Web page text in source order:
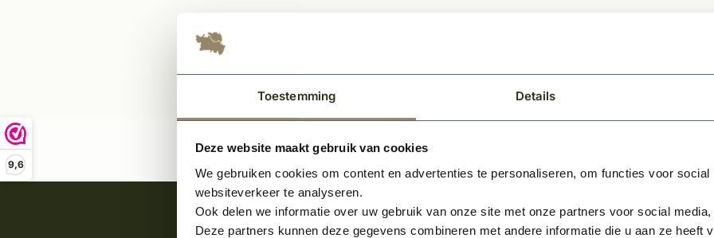
Toestemming Details
Deze website maakt gebruik van cookies
We gebruiken cookies om content en advertenties te personaliseren, om functies voor
websiteverkeer te analyseren.
Ook delen we informatie over uw gebruik van onze site met onze partners voor social
Deze partners kunnen deze gegevens combineren met andere informatie die u aan ze heeft
9,6
Aanmelden voor de